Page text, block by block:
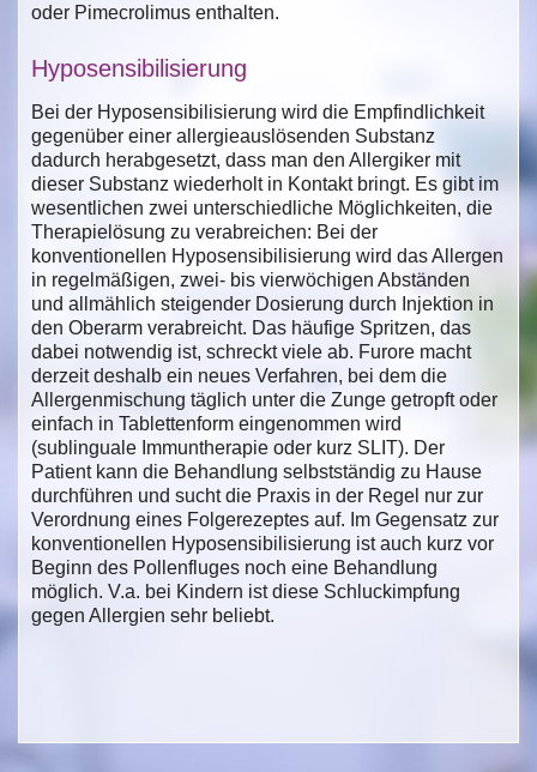
oder Pimecrolimus enthalten.
Hyposensibilisierung
Bei der Hyposensibilisierung wird die Empfindlichkeit
gegenüber einer allergieauslösenden Substanz
dadurch herabgesetzt, dass man den Allergiker mit
dieser Substanz wiederholt in Kontakt bringt. Es gibt im
wesentlichen zwei unterschiedliche Möglichkeiten, die
Therapielösung zu verabreichen: Bei der
konventionellen Hyposensibilisierung wird das Allergen
in regelmäßigen, zwei- bis vierwöchigen Abständen
und allmählich steigender Dosierung durch Injektion in
den Oberarm verabreicht. Das häufige Spritzen, das
dabei notwendig ist, schreckt viele ab. Furore macht
derzeit deshalb ein neues Verfahren, bei dem die
Allergenmischung täglich unter die Zunge getropft oder
einfach in Tablettenform eingenommen wird
(sublinguale Immuntherapie oder kurz SLIT). Der
Patient kann die Behandlung selbstständig zu Hause
durchführen und sucht die Praxis in der Regel nur zur
Verordnung eines Folgerezeptes auf. Im Gegensatz zur
konventionellen Hyposensibilisierung ist auch kurz vor
Beginn des Pollenfluges noch eine Behandlung
möglich. V.a. bei Kindern ist diese Schluckimpfung
gegen Allergien sehr beliebt.